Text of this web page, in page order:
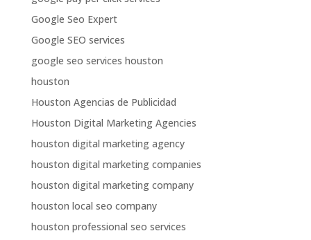
Google Seo Expert
Google SEO services
google seo services houston
houston
Houston Agencias de Publicidad
Houston Digital Marketing Agencies
houston digital marketing agency
houston digital marketing companies
houston digital marketing company
houston local seo company
houston professional seo services